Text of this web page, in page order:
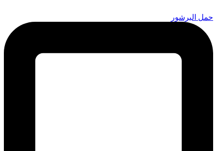
to
content
حمل البرشور